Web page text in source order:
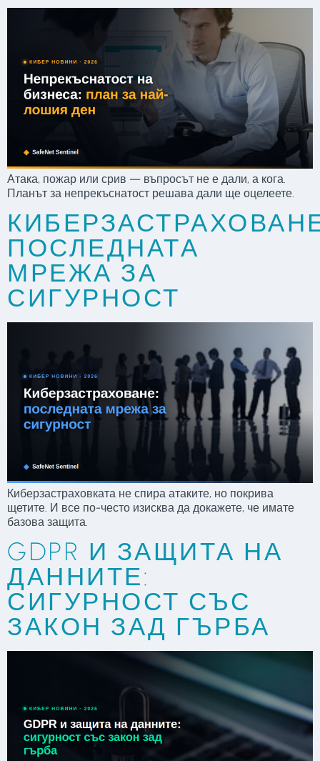
Атака, пожар или срив — въпросът не е дали, а кога.
Планът за непрекъснатост решава дали ще оцелеете.
ПОСЛЕДНАТА
МРЕЖА ЗА
СИГУРНОСТ
Киберзастраховката не спира атаките, но покрива
щетите. И все по-често изисква да докажете, че имате
базова защита.
GDPR И ЗАЩИТА НА
ДАННИТЕ:
СИГУРНОСТ СЪС
ЗАКОН ЗАД ГЪРБА